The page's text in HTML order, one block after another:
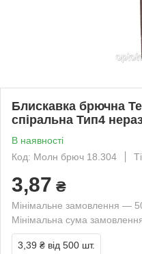
Блискавка брючна
спіральна Тип4
В наявності
Код: Молн брюч 18.304
3,87 ₴
Мінімальне замовлення —
Мінімальна сума
3,39 ₴ від 500 шт.